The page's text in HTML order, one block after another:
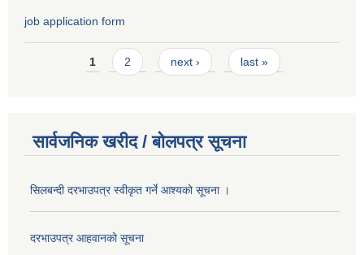
job application form
Pages1 2 next › last »
सार्वजनिक खरीद / बोलपत्र सूचना
सिलबन्दी दरभाउपत्र स्वीकृत गर्ने आश्यको सूचना ।
दरभाउपत्र आहवानको सूचना